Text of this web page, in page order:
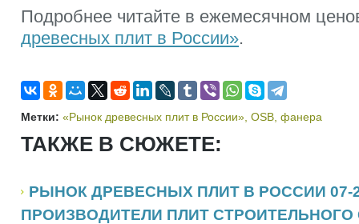
Подробнее читайте в ежемесячном
древесных плит в России».
Метки: «Рынок древесных плит в России» OSB фанера
ТАКЖЕ В СЮЖЕТЕ:
РЫНОК ДРЕВЕСНЫХ ПЛИТ В РОССИИ 07-
ПРОИЗВОДИТЕЛИ ПЛИТ СТРОИТЕЛЬНОГО